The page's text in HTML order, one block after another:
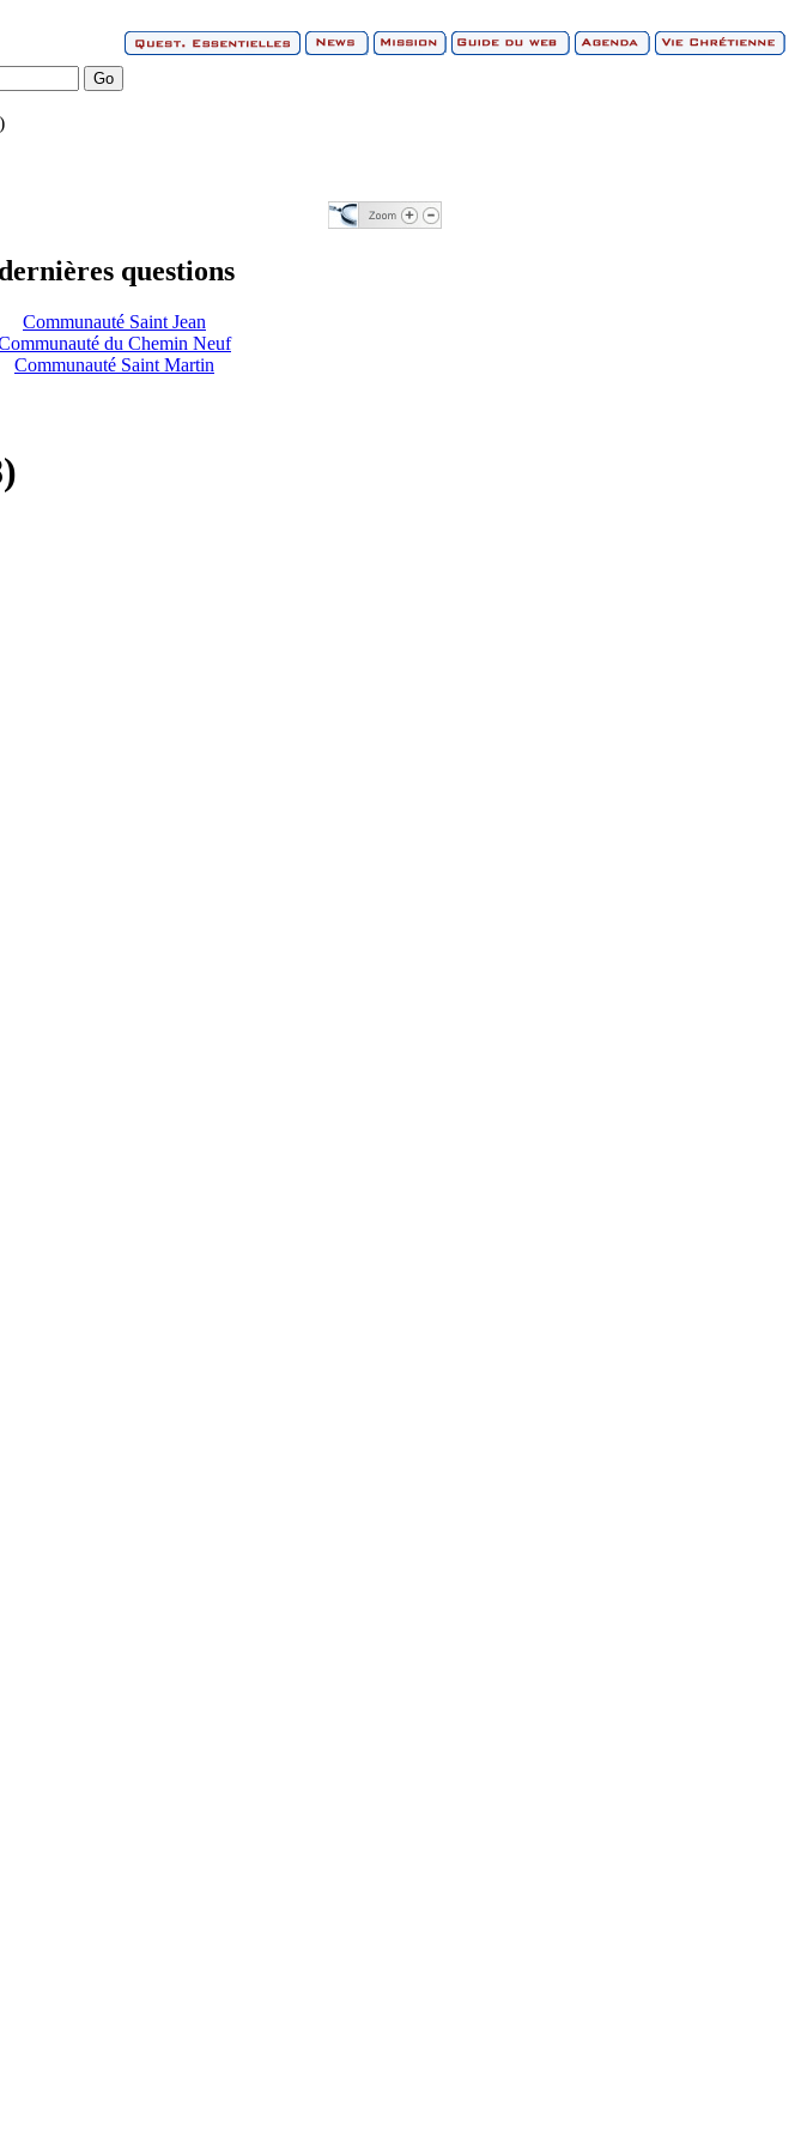
questions
Communauté Saint Jean
du Chemin Neuf
Communauté Saint Martin